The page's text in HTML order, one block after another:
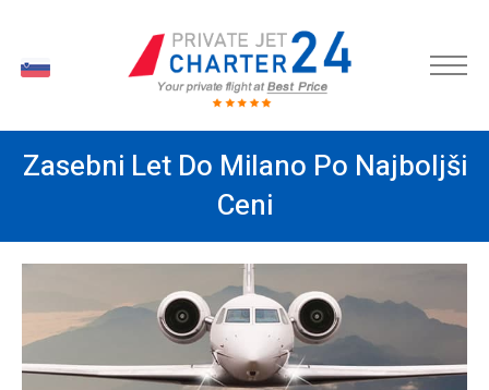
Zasebni Let Do Milano Po Najboljši
Ceni